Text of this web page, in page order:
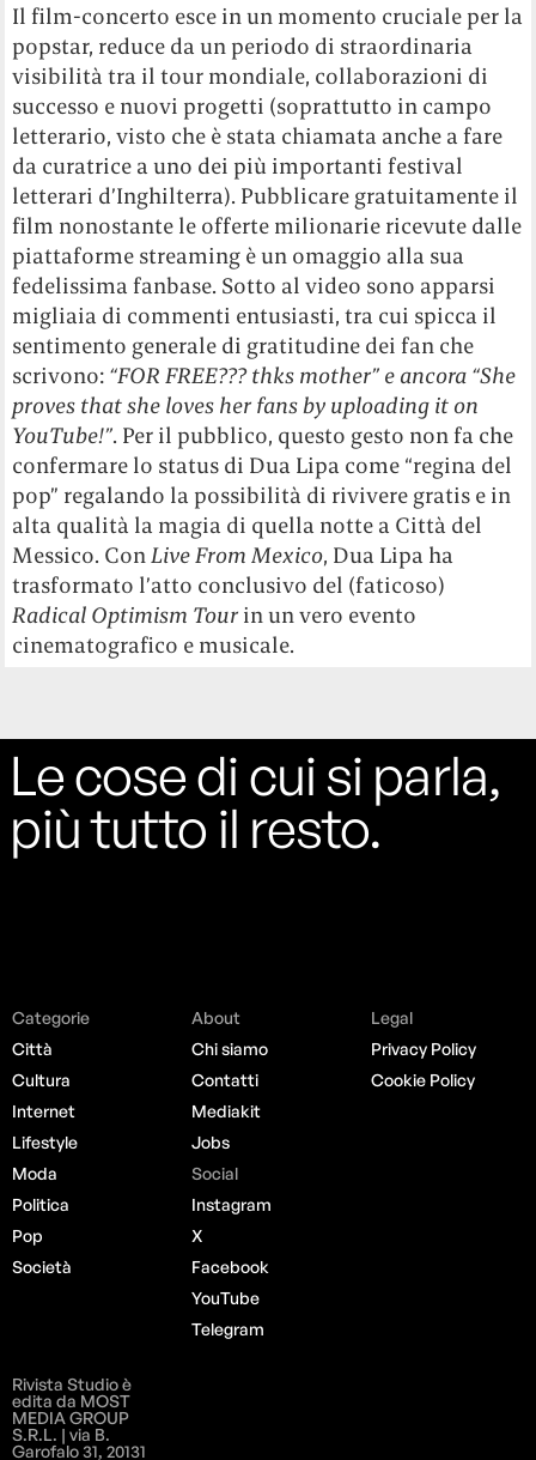
Il film-concerto esce in un momento cruciale per la
popstar, reduce da un periodo di straordinaria
visibilità tra il tour mondiale, collaborazioni di
successo e nuovi progetti (soprattutto in campo
letterario, visto che è stata chiamata anche a fare
da curatrice a uno dei più importanti festival
letterari d’Inghilterra). Pubblicare gratuitamente il
film nonostante le offerte milionarie ricevute dalle
piattaforme streaming è un omaggio alla sua
fedelissima fanbase. Sotto al video sono apparsi
migliaia di commenti entusiasti, tra cui spicca il
sentimento generale di gratitudine dei fan che
scrivono: “FOR FREE??? thks mother” e ancora “She
proves that she loves her fans by uploading it on
YouTube!”. Per il pubblico, questo gesto non fa che
confermare lo status di Dua Lipa come “regina del
pop” regalando la possibilità di rivivere gratis e in
alta qualità la magia di quella notte a Città del
Messico. ConLive From Mexico, Dua Lipa ha
trasformato l’atto conclusivo del (faticoso)
Radical Optimism Tour in un vero evento
cinematografico e musicale.
Le cose di cui si parla,
più tutto il resto.
Categorie
Città
Cultura
Internet
Lifestyle
Moda
Politica
Pop
Società
About
Chi siamo
Contatti
Mediakit
Jobs
Social
Instagram
X
Facebook
YouTube
Telegram
Legal
Privacy Policy
Cookie Policy
Rivista Studio è
edita da MOST
MEDIA GROUP
S.R.L. | via B.
Garofalo 31, 20131